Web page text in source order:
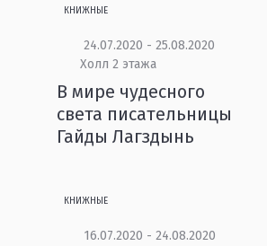
КНИЖНЫЕ
24.07.2020 - 25.08.2020
Холл 2 этажа
В мире чудесного
света писательницы
Гайды Лагздынь
КНИЖНЫЕ
16.07.2020 - 24.08.2020